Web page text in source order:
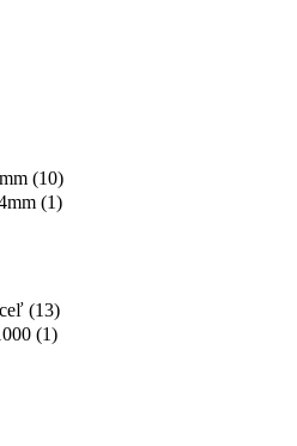
(10)
(1)
(13)
(1)